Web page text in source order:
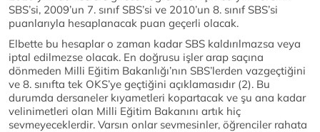
SBS’si, 2009’un 7. sınıf SBS’si ve 2010’un 8. sınıf SBS’si
puanlarıyla hesaplanacak puan geçerli olacak.
Elbette bu hesaplar o zaman kadar SBS kaldırılmazsa veya
iptal edilmezse olacak. En doğrusu işler arap saçına
dönmeden Milli Eğitim Bakanlığı’nın SBS’lerden vazgeçtiğini
ve 8. sınıfta tek OKS’ye geçtiğini açıklamasıdır (2). Bu
durumda dersaneler kıyametleri kopartacak ve şu ana kadar
velinimetleri olan Milli Eğitim Bakanını artık hiç
sevmeyeceklerdir. Varsın onlar sevmesinler, öğrenciler rahata